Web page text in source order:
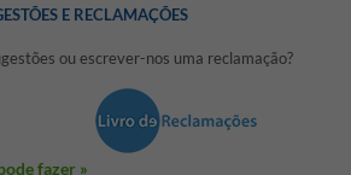
E RECLAMAÇÕES
ou escrever-nos uma reclamação?
fazer »